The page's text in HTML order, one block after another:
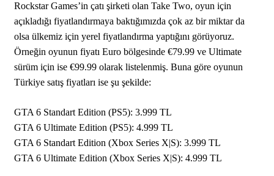
Rockstar Games’in çatı şirketi olan Take Two, oyun için
açıkladığı fiyatlandırmaya baktığımızda çok az bir miktar da
olsa ülkemiz için yerel fiyatlandırma yaptığını görüyoruz.
Örneğin oyunun fiyatı Euro bölgesinde €79.99 ve Ultimate
sürüm için ise €99.99 olarak listelenmiş. Buna göre oyunun
Türkiye satış fiyatları ise şu şekilde:
GTA 6 Standart Edition (PS5): 3.999 TL
GTA 6 Ultimate Edition (PS5): 4.999 TL
GTA 6 Standart Edition (Xbox Series X|S): 3.999 TL
GTA 6 Ultimate Edition (Xbox Series X|S): 4.999 TL